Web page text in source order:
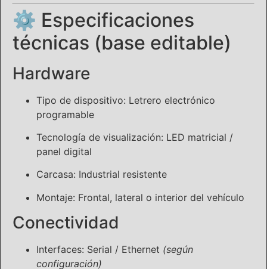
⚙️ Especificaciones
técnicas (base editable)
Hardware
Tipo de dispositivo: Letrero electrónico
programable
Tecnología de visualización: LED matricial /
panel digital
Carcasa: Industrial resistente
Montaje: Frontal, lateral o interior del vehículo
Conectividad
Interfaces: Serial / Ethernet (según
configuración)